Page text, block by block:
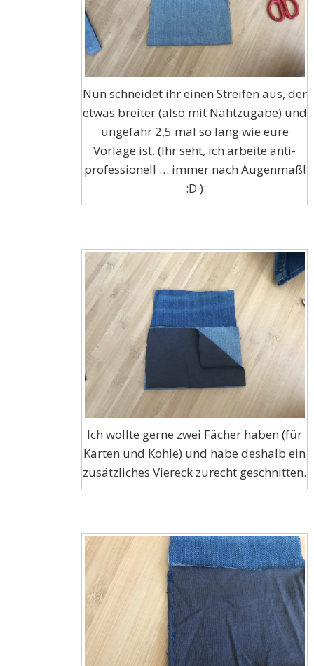
Nun schneidet ihr einen Streifen aus, der
etwas breiter (also mit Nahtzugabe) und
ungefähr 2,5 mal so lang wie eure
Vorlage ist. (Ihr seht, ich arbeite anti-
professionell … immer nach Augenmaß!
:D )
Ich wollte gerne zwei Fächer haben (für
Karten und Kohle) und habe deshalb ein
zusätzliches Viereck zurecht geschnitten.